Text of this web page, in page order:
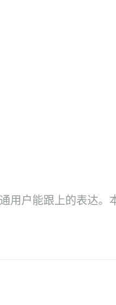
用户能跟上的表达。